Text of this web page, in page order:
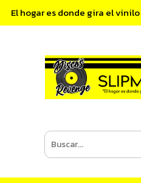
El hogar es donde gira el